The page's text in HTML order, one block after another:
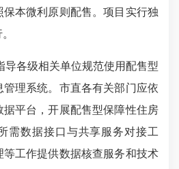
本微利原则配售。项目实行独
导各级相关单位规范使用配售型
理系统。市直各有关部门应依
平台，开展配售型保障性住房
需数据接口与共享服务对接工
工作提供数据核查服务和技术